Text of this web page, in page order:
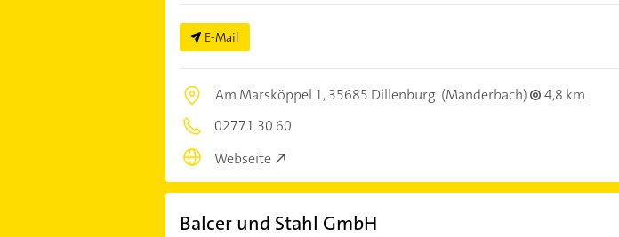
E-Mail
Am Marsköppel 1,35685 Dillenburg (Manderbach)
4,8 km
02771 30 60
Webseite
Balcer und Stahl GmbH